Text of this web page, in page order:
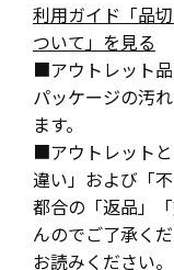
利用ガイド「品
ついて」を見る
■アウトレット
パッケージの汚
ます。
■アウトレット
違い」および「
都合の「返品」
んのでご了承く
お読みください。